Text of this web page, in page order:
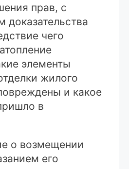
прав, с
доказательства
чего
элементы
жилого
и какое
в
о возмещении
его